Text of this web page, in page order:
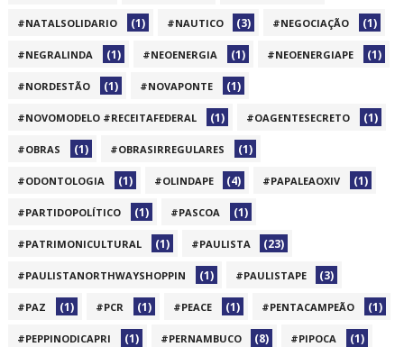
#NATALSOLIDARIO (1) #NAUTICO (3) #NEGOCIAÇÃO (1)
#NEGRALINDA (1) #NEOENERGIA (1) #NEOENERGIAPE (1)
#NORDESTÃO (1) #NOVAPONTE (1)
#NOVOMODELO #RECEITAFEDERAL (1) #OAGENTESECRETO (1)
#OBRAS (1) #OBRASIRREGULARES (1)
#ODONTOLOGIA (1) #OLINDAPE (4) #PAPALEAOXIV (1)
#PARTIDOPOLÍTICO (1) #PASCOA (1)
#PATRIMONICULTURAL (1) #PAULISTA (23)
#PAULISTANORTHWAYSHOPPIN (1) #PAULISTAPE (3)
#PAZ (1) #PCR (1) #PEACE (1) #PENTACAMPEÃO (1)
#PEPPINODICAPRI (1) #PERNAMBUCO (8) #PIPOCA (1)